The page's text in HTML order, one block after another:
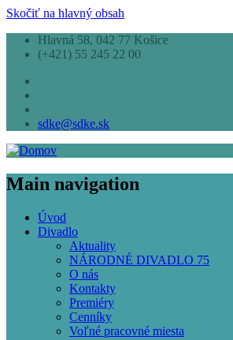
Skočiť na hlavný obsah
Hlavná 58, 042 77 Košice
(+421) 55 245 22 00
sdke@sdke.sk
Main navigation
Úvod
Divadlo
Aktuality
NÁRODNÉ DIVADLO 75
O nás
Kontakty
Premiéry
Cenníky
Voľné pracovné miesta